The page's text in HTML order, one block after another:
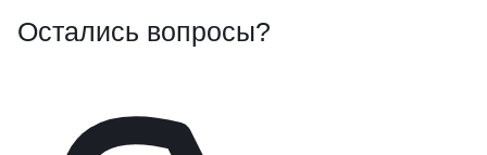
Остались вопросы?